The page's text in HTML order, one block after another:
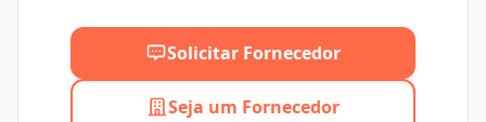
Solicitar Fornecedor
Seja um Fornecedor